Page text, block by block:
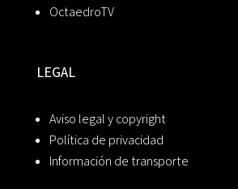
OctaedroTV
LEGAL
Aviso legal y copyright
Política de privacidad
Información de transporte